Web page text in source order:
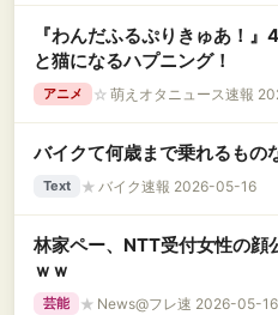
『わんだふるぷりきゅあ！
と猫になるハプニング！
アニメ ☆ 萌えオタニュース速報
バイクて何歳まで乗れるもの
Text ★ バイク速報 2026-05-16
林家ペー、NTT受付女性の顔
ｗｗ
芸能 ★ News@フレ速 2026-05-16